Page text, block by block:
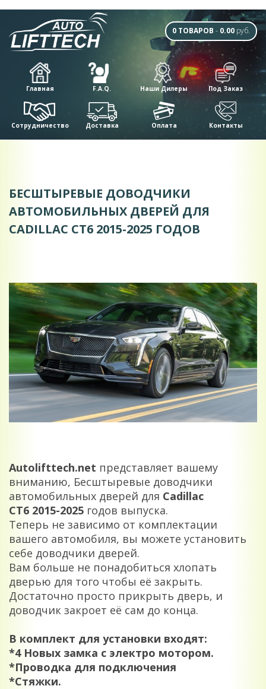
0 ТОВАРОВ - 0.00 руб.
Главная F.A.Q. Наши Дилеры Под Заказ
Сотрудничество Доставка Оплата Контакты
БЕCШТЫРЕВЫЕ ДОВОДЧИКИ
АВТОМОБИЛЬНЫХ ДВЕРЕЙ ДЛЯ
CADILLAC CT6 2015-2025 ГОДОВ
Autolifttech.net представляет вашему
вниманию, Бесштыревые доводчики
автомобильных дверей для Cadillac
CT6 2015-2025 годов выпуска.
Теперь не зависимо от комплектации
вашего автомобиля, вы можете установить
себе доводчики дверей.
Вам больше не понадобиться хлопать
дверью для того чтобы её закрыть.
Достаточно просто прикрыть дверь, и
доводчик закроет её сам до конца.
В комплект для установки входят:
*4 Новых замка с электро мотором.
*Проводка для подключения
*Стяжки.